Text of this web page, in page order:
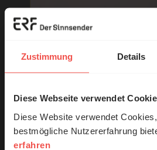
Zustimmung Details
Diese Webseite verwendet
Diese Website verwendet
bestmögliche Nutzererfahrung
erfahren
Sie möchten noch tiefer in die
Anstoß
Nutzungsrechte
© Ruth Schneider / ERF